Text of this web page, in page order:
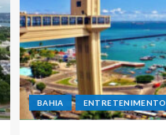
BAHIA ENTRETENIMENTO